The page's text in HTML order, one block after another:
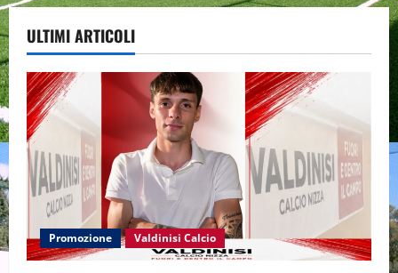
ULTIMI ARTICOLI
Promozione Valdinisi Calcio